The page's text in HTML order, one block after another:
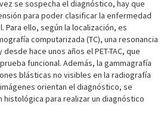
se sospecha el diagnóstico, hay que
para poder clasificar la enfermedad
Para ello, según la localización, es
computarizada (TC), una resonancia
hace unos años el PET-TAC, que
funcional. Además, la gammagrafía
blásticas no visibles en la radiografía
orientan el diagnóstico, se
histológica para realizar un diagnóstico